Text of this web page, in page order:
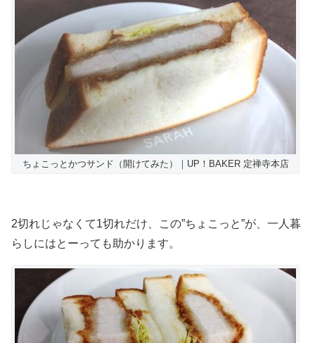
ちょこっとかつサンド（開けてみた）｜UP！BAKER 定禅寺本店
2切れじゃなくて1切れだけ、この”ちょこっと”が、一人暮
らしにはとーっても助かります。